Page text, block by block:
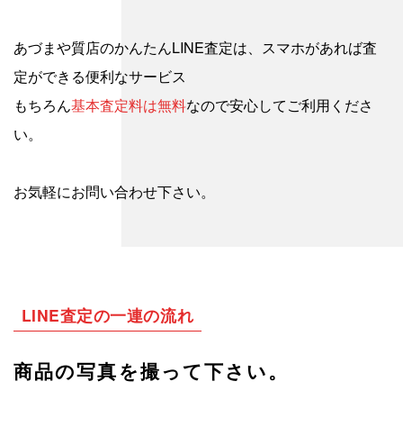
あづまや質店のかんたんLINE査定は、スマホがあれば査
定ができる便利なサービス
もちろん基本査定料は無料なので安心してご利用くださ
い。
お気軽にお問い合わせ下さい。
LINE査定の一連の流れ
商品の写真を撮って下さい。